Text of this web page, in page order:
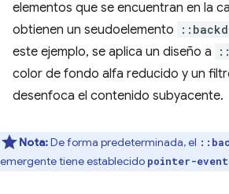
elementos que se encuentran en la
obtienen un seudoelemento
este ejemplo, se aplica un diseño a
color de fondo alfa reducido y un
desenfoca el contenido subyacente.
Nota:De forma predeterminada, el
emergente tiene establecido pointer-